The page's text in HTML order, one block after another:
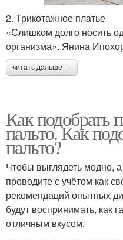
2. Трикотажное платье
«Слишком долго носить
организма». Янина
читать дальше →
Как подобрать
пальто. Как
пальто?
Чтобы выглядеть модно,
проводите с учётом как
рекомендаций опытных
будут воспринимать, как
отличным вкусом.